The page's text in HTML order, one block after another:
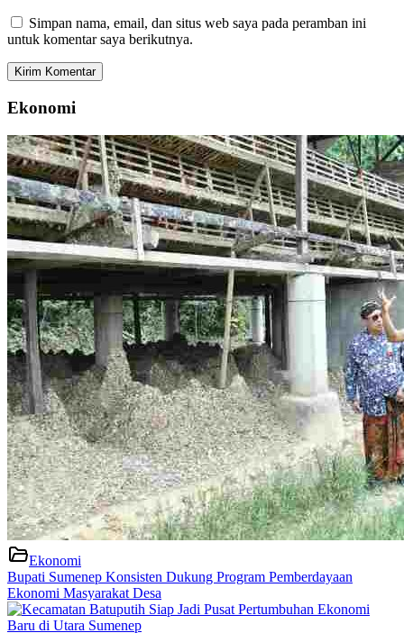
Simpan nama, email, dan situs web saya pada peramban ini
untuk komentar saya berikutnya.
Ekonomi
Ekonomi
Bupati Sumenep Konsisten Dukung Program Pemberdayaan
Ekonomi Masyarakat Desa